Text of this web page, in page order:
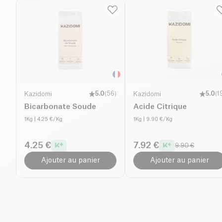
Kazidomi 5.0(56)
Bicarbonate Soude
1Kg | 4.25 €/Kg
4.25 €
Ajouter au panier
Kazidomi 5.0(
Acide Citrique
1Kg | 9.90 €/Kg
7.92 € 9.90 €
Ajouter au panier